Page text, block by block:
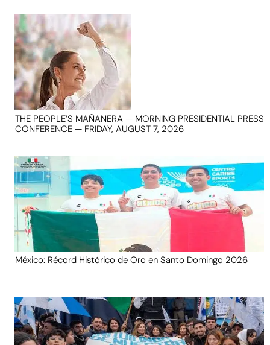
THE PEOPLE’S MAÑANERA — MORNING PRESIDENTIAL PRESS
CONFERENCE — FRIDAY, AUGUST 7, 2026
México: Récord Histórico de Oro en Santo Domingo 2026